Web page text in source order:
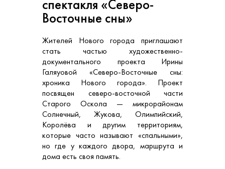
спектакля «Северо-
Восточные сны»
Жителей Нового города приглашают
стать частью художественно-
документального проекта Ирины
Галяуовой «Северо-Восточные сны:
хроника Нового города». Проект
посвящен северо-восточной части
Старого Оскола — микрорайонам
Солнечный, Жукова, Олимпийский,
Королёва и другим территориям,
которые часто называют «спальными»,
но где у каждого двора, маршрута и
дома есть своя память.